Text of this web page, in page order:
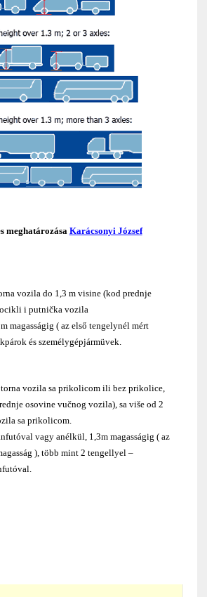
meghatározása Karácsonyi József
vozila do 1,3 m visine (kod prednje
i putnička vozila
magasságig ( az első tengelynél mért
és személygépjármüvek.
vozila sa prikolicom ili bez prikolice,
osovine vučnog vozila), sa više od 2
sa prikolicom.
vagy anélkül, 1,3m magasságig ( az
), több mint 2 tengellyel –